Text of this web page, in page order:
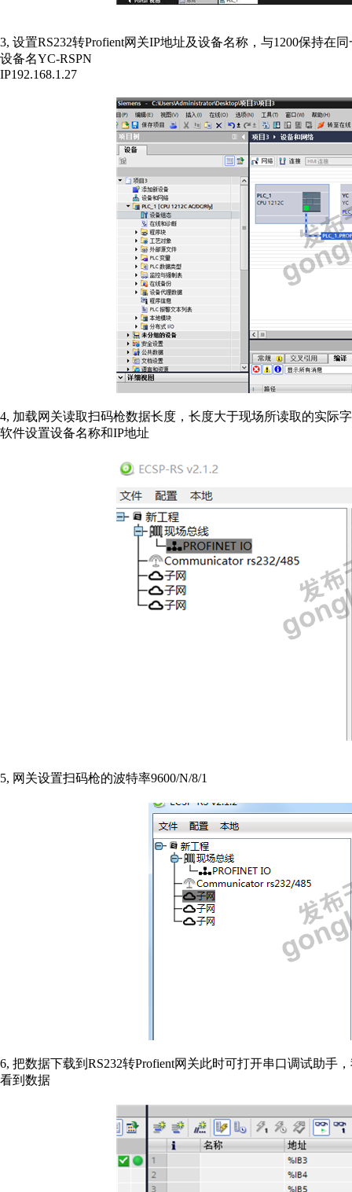
3, 设置RS232转Profient网关IP地址及设备名称，与1200保持在同
设备名YC-RSPN
IP192.168.1.27
4, 加载网关读取扫码枪数据长度，长度大于现场所读取的实际
软件设置设备名称和IP地址
5, 网关设置扫码枪的波特率9600/N/8/1
6, 把数据下载到 RS232转Profient网关此时可打开串口调试助手
看到数据